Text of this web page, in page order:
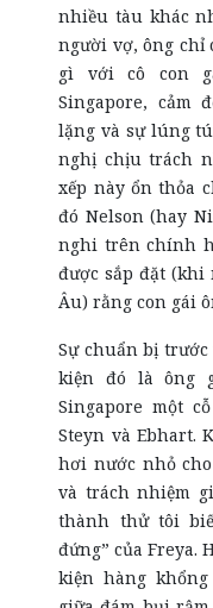
nhiều tàu khác
người vợ, ông chỉ
gì với cô con
Singapore, cảm
lặng và sự lúng
nghị chịu trách
xếp này ổn thỏa
đó Nelson (hay
nghi trên chính
được sắp đặt
Âu) rằng con gái
Sự chuẩn bị
kiện đó là ông
Singapore một
Steyn và Ebhart.
hơi nước nhỏ
và trách nhiệm
thành thử tôi
đứng” của Freya.
kiện hàng